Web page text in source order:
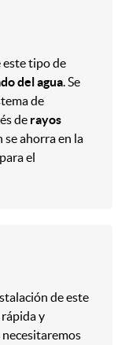
este tipo de
del agua. Se
de
de rayos
se ahorra en la
el
de este
y